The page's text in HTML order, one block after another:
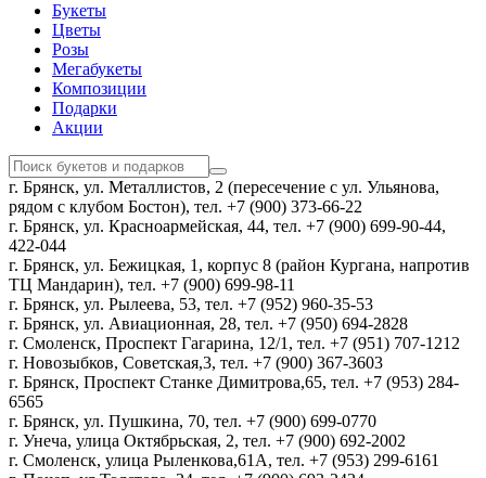
Букеты
Цветы
Розы
Мегабукеты
Композиции
Подарки
Акции
г. Брянск, ул. Металлистов, 2 (пересечение с ул. Ульянова,
рядом с клубом Бостон), тел. +7 (900) 373-66-22
г. Брянск, ул. Красноармейская, 44, тел. +7 (900) 699-90-44,
422-044
г. Брянск, ул. Бежицкая, 1, корпус 8 (район Кургана, напротив
ТЦ Мандарин), тел. +7 (900) 699-98-11
г. Брянск, ул. Рылеева, 53, тел. +7 (952) 960-35-53
г. Брянск, ул. Авиационная, 28, тел. +7 (950) 694-2828
г. Смоленск, Проспект Гагарина, 12/1, тел. +7 (951) 707-1212
г. Новозыбков, Советская,3, тел. +7 (900) 367-3603
г. Брянск, Проспект Станке Димитрова,65, тел. +7 (953) 284-
6565
г. Брянск, ул. Пушкина, 70, тел. +7 (900) 699-0770
г. Унеча, улица Октябрьская, 2, тел. +7 (900) 692-2002
г. Смоленск, улица Рыленкова,61А, тел. +7 (953) 299-6161